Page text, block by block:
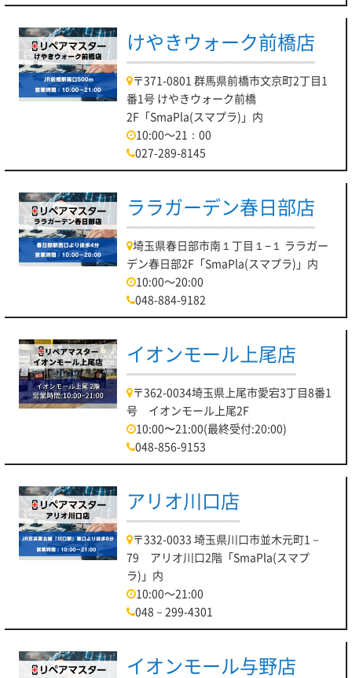
けやきウォーク前橋店
〒371-0801 群馬県前橋市文京町2丁目1
番1号 けやきウォーク前橋
2F「SmaPla(スマプラ)」内
10:00～21：00
027-289-8145
ララガーデン春日部店
埼玉県春日部市南１丁目１−１ ララガー
デン春日部2F「SmaPla(スマプラ)」内
10:00～20:00
048-884-9182
イオンモール上尾店
〒362-0034埼玉県上尾市愛宕3丁目8番1
号 イオンモール上尾2F
10:00〜21:00(最終受付:20:00)
048-856-9153
アリオ川口店
〒332-0033 埼玉県川口市並木元町1－
79 アリオ川口2階「SmaPla(スマプ
ラ)」内
10:00～21:00
048－299-4301
イオンモール与野店